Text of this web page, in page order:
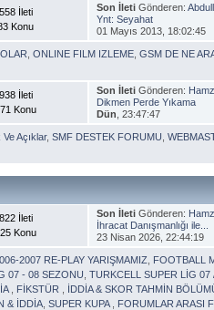
İleti
Konu
Son İletiGönderen:
Ynt: Seyahat
01 Mayıs 2013, 18:02:45
,ONLINE FILM IZLEME ,GSM DE NE
İleti
Konu
Son İletiGönderen:
Dikmen Perde Yıkama
Dün , 23:47:47
Açıklar,SMF DESTEK FORUMU ,
İleti
Konu
Son İletiGönderen:
İhracat Danışmanlığı ile...
23 Nisan 2026, 22:44:19
2007 RE-PLAY YARIŞMAMIZ FOOTBALL
07 - 08 SEZONU ,TURKCELL SUPER LİG 07
FİKSTÜR İDDİA & SKOR TAHMİN
& İDDİA ,SUPER KUPA FORUMLAR ARASI